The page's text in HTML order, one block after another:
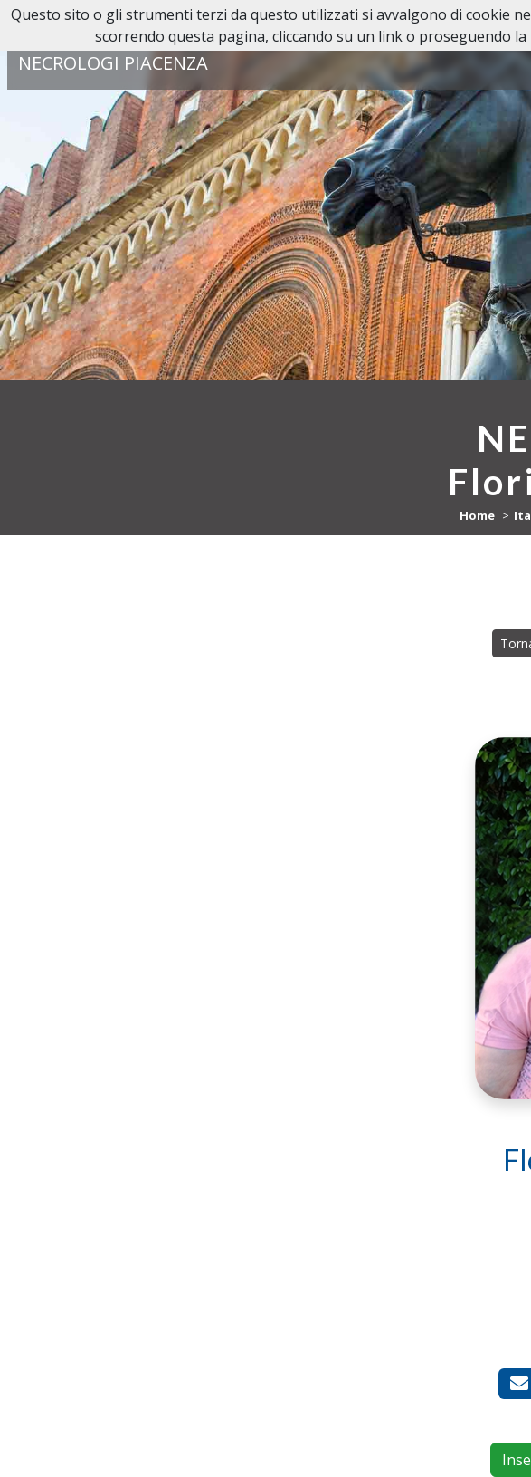
Reperibilità H24: 0523 38 44 55
NECROLOGI PIACENZA
Home
Questo sito o gli strumenti terzi da questo utilizzati si avvalgono di cookie
scorrendo questa pagina, cliccando su un link o proseguendo